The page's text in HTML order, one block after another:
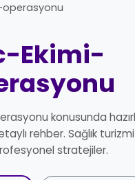
Ekimi-
konusunda
rehber. Sağlık
stratejiler.